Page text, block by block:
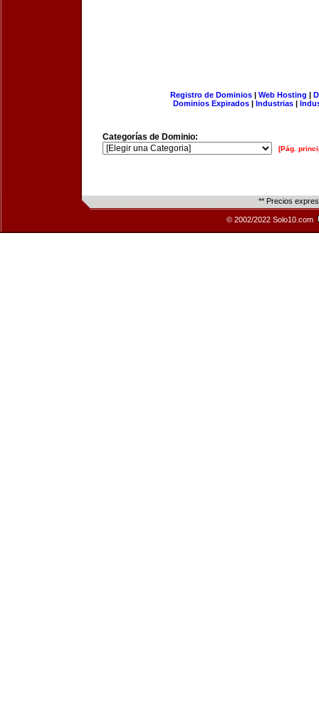
Registro de Dominios| Web Hosting |
Dominios Expirados | Industrias |
Categorías de Dominio:
[Pág.
** Precios
© 2002/2022 Solo10.com